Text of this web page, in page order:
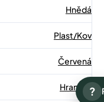
Hnědá
Plast/Kov
Červená
Hranaté?